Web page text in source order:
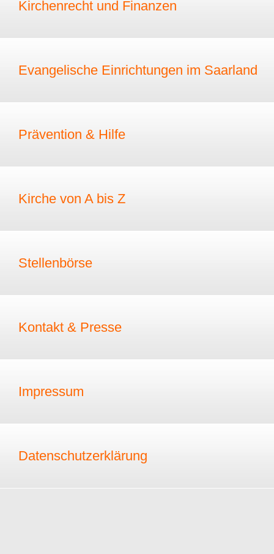
Kirchenrecht und Finanzen
Evangelische Einrichtungen im Saarland
Prävention & Hilfe
Kirche von A bis Z
Stellenbörse
Kontakt & Presse
Impressum
Datenschutzerklärung